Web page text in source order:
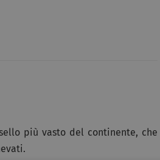
più vasto del continente, che